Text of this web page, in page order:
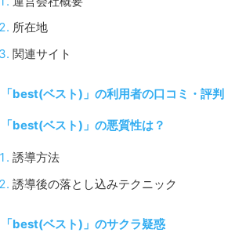
所在地
関連サイト
「best(ベスト)」の利用者の口コミ・評判
「best(ベスト)」の悪質性は？
誘導方法
誘導後の落とし込みテクニック
「best(ベスト)」のサクラ疑惑